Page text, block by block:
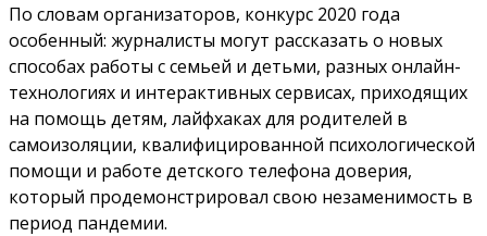
По словам организаторов, конкурс 2020 года
особенный: журналисты могут рассказать о новых
способах работы с семьей и детьми, разных онлайн-
технологиях и интерактивных сервисах, приходящих
на помощь детям, лайфхаках для родителей в
самоизоляции, квалифицированной психологической
помощи и работе детского телефона доверия,
который продемонстрировал свою незаменимость в
период пандемии.